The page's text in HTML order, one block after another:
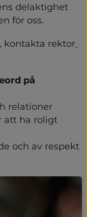
delaktighet
för oss.
kontakta rektor
på
relationer
att ha roligt
och av respekt